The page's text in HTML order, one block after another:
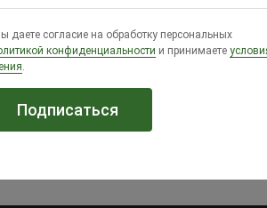
Чем характеризуются куры
поставщиком гибридной птицы с
продуктивностью.
даете согласие на обработку персональных
конфиденциальности и принимаете